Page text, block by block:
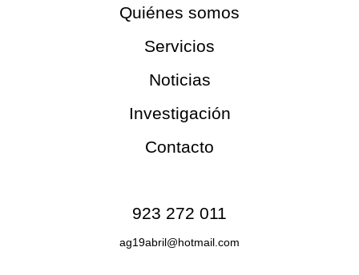
Quiénes somos
Servicios
Noticias
Investigación
Contacto
923 272 011
ag19abril@hotmail.com